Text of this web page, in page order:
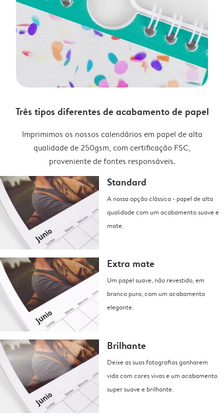
Três tipos diferentes de acabamento de papel
Imprimimos os nossos calendários em papel de alta
qualidade de 250gsm, com certificação FSC,
proveniente de fontes responsáveis.
Standard
A nossa opção clássica - papel de alta
qualidade com um acabamento suave e
mate.
Extra mate
Um papel suave, não revestido, em
branco puro, com um acabamento
elegante.
Brilhante
Deixe as suas fotografias ganharem
vida com cores vivas e um acabamento
super suave e brilhante.